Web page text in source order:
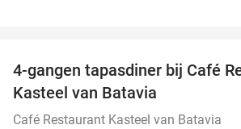
4-gangen tapasdiner bij Café
Kasteel van Batavia
Café Restaurant Kasteel van Batavia